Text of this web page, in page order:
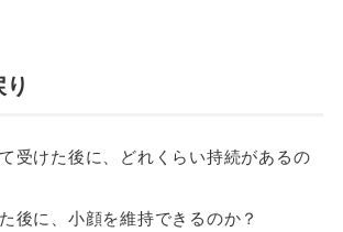
受けた後に、どれくらい持続があるの
後に、小顔を維持できるのか？